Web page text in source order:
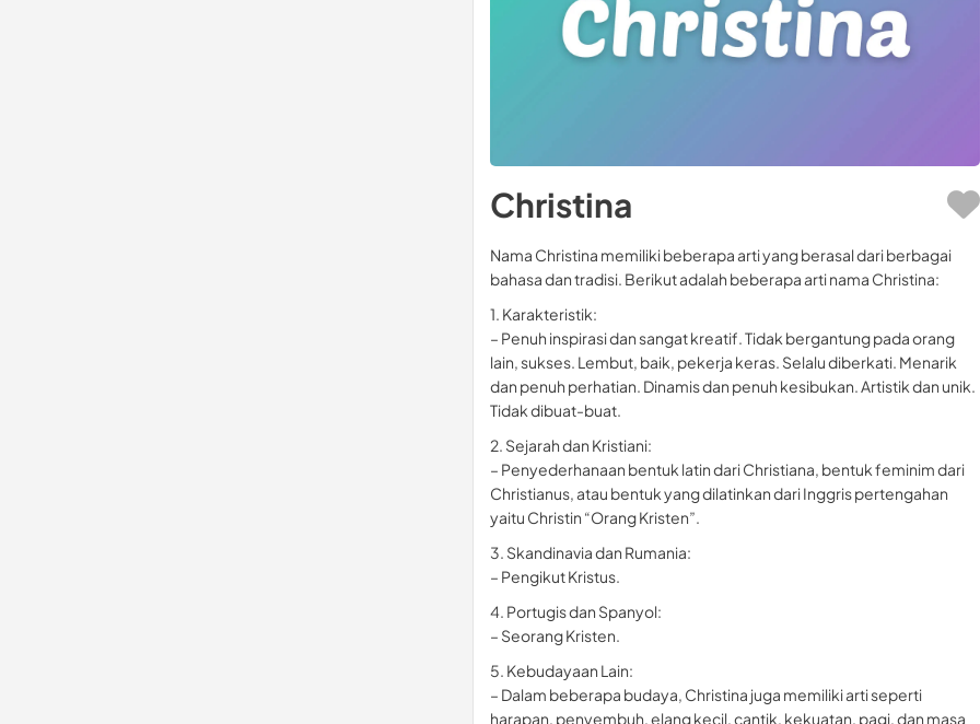
Christina
Nama Christina memiliki beberapa arti yang berasal dari berbagai
bahasa dan tradisi. Berikut adalah beberapa arti nama Christina:
1. Karakteristik:
– Penuh inspirasi dan sangat kreatif. Tidak bergantung pada orang
lain, sukses. Lembut, baik, pekerja keras. Selalu diberkati. Menarik
dan penuh perhatian. Dinamis dan penuh kesibukan. Artistik dan unik.
Tidak dibuat-buat.
2. Sejarah dan Kristiani:
– Penyederhanaan bentuk latin dari Christiana, bentuk feminim dari
Christianus, atau bentuk yang dilatinkan dari Inggris pertengahan
yaitu Christin “Orang Kristen”.
3. Skandinavia dan Rumania:
– Pengikut Kristus.
4. Portugis dan Spanyol:
– Seorang Kristen.
5. Kebudayaan Lain:
– Dalam beberapa budaya, Christina juga memiliki arti seperti
harapan, penyembuh, elang kecil, cantik, kekuatan, pagi, dan masa